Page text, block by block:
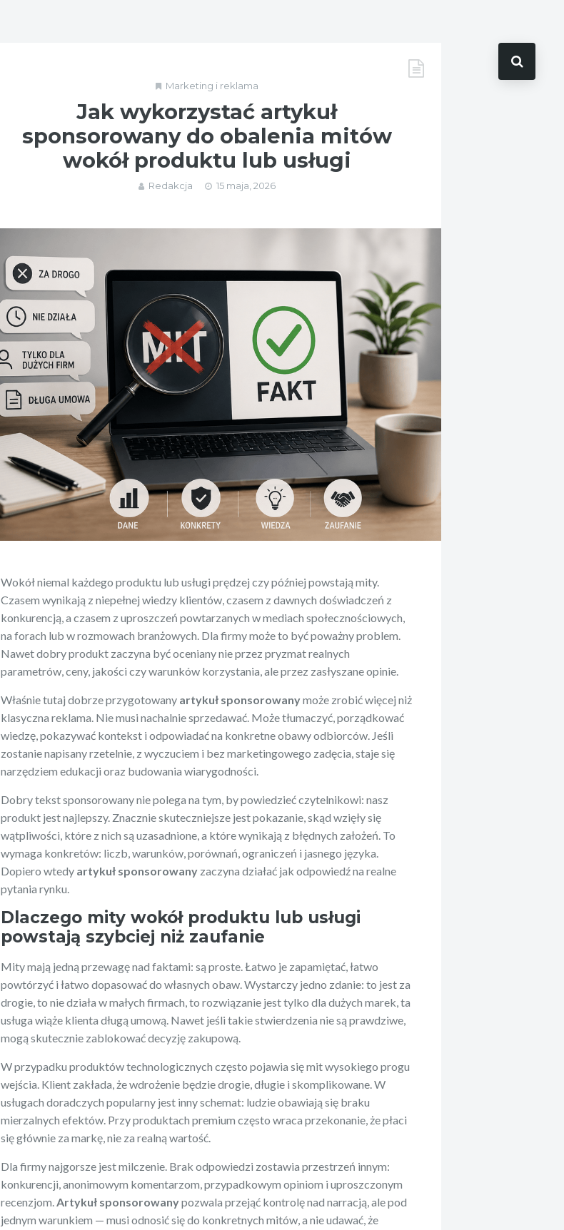
Marketing i reklama
Jak wykorzystać artykuł
sponsorowany do obalenia mitów
wokół produktu lub usługi
Redakcja 15 maja, 2026
Wokół niemal każdego produktu lub usługi prędzej czy później powstają mity.
Czasem wynikają z niepełnej wiedzy klientów, czasem z dawnych doświadczeń z
konkurencją, a czasem z uproszczeń powtarzanych w mediach społecznościowych,
na forach lub w rozmowach branżowych. Dla firmy może to być poważny problem.
Nawet dobry produkt zaczyna być oceniany nie przez pryzmat realnych
parametrów, ceny, jakości czy warunków korzystania, ale przez zasłyszane opinie.
Właśnie tutaj dobrze przygotowany artykuł sponsorowanymoże zrobić więcej niż
klasyczna reklama. Nie musi nachalnie sprzedawać. Może tłumaczyć, porządkować
wiedzę, pokazywać kontekst i odpowiadać na konkretne obawy odbiorców. Jeśli
zostanie napisany rzetelnie, z wyczuciem i bez marketingowego zadęcia, staje się
narzędziem edukacji oraz budowania wiarygodności.
Dobry tekst sponsorowany nie polega na tym, by powiedzieć czytelnikowi: nasz
produkt jest najlepszy. Znacznie skuteczniejsze jest pokazanie, skąd wzięły się
wątpliwości, które z nich są uzasadnione, a które wynikają z błędnych założeń. To
wymaga konkretów: liczb, warunków, porównań, ograniczeń i jasnego języka.
Dopiero wtedy artykuł sponsorowany zaczyna działać jak odpowiedź na realne
pytania rynku.
Dlaczego mity wokół produktu lub usługi
powstają szybciej niż zaufanie
Mity mają jedną przewagę nad faktami: są proste. Łatwo je zapamiętać, łatwo
powtórzyć i łatwo dopasować do własnych obaw. Wystarczy jedno zdanie: to jest za
drogie, to nie działa w małych firmach, to rozwiązanie jest tylko dla dużych marek, ta
usługa wiąże klienta długą umową. Nawet jeśli takie stwierdzenia nie są prawdziwe,
mogą skutecznie zablokować decyzję zakupową.
W przypadku produktów technologicznych często pojawia się mit wysokiego progu
wejścia. Klient zakłada, że wdrożenie będzie drogie, długie i skomplikowane. W
usługach doradczych popularny jest inny schemat: ludzie obawiają się braku
mierzalnych efektów. Przy produktach premium często wraca przekonanie, że płaci
się głównie za markę, nie za realną wartość.
Dla firmy najgorsze jest milczenie. Brak odpowiedzi zostawia przestrzeń innym:
konkurencji, anonimowym komentarzom, przypadkowym opiniom i uproszczonym
recenzjom.Artykuł sponsorowanypozwala przejąć kontrolę nad narracją, ale pod
jednym warunkiem — musi odnosić się do konkretnych mitów, a nie udawać, że